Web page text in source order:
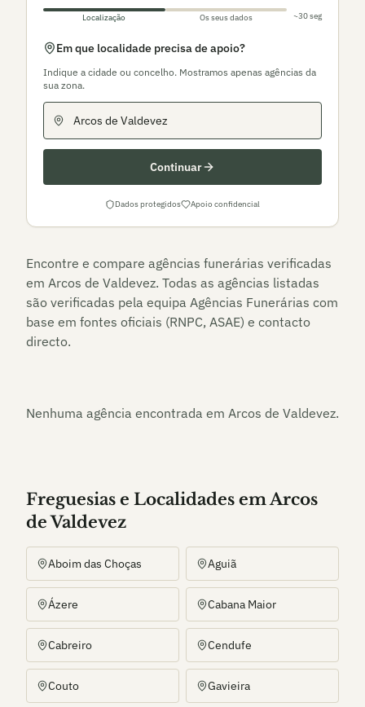
Localização Os seus dados ~30 seg
Em que localidade precisa de apoio?
Indique a cidade ou concelho. Mostramos apenas agências da
sua zona.
Continuar
Dados protegidos Apoio confidencial
Encontre e compare agências funerárias verificadas
em Arcos de Valdevez. Todas as agências listadas
são verificadas pela equipa Agências Funerárias com
base em fontes oficiais (RNPC, ASAE) e contacto
directo.
Nenhuma agência encontrada em Arcos de Valdevez.
Freguesias e Localidades emArcos
de Valdevez
Aboim das Choças Aguiã
Ázere Cabana Maior
Cabreiro Cendufe
Couto Gavieira